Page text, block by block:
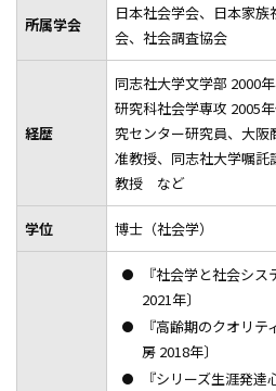
所属学会
日本社会学会、日本家
会、社会調査協会
経歴
同志社大学文学部 2000
研究科社会学専攻 2005
究センター研究員、大
准教授、同志社大学嘱託
教授 など
学位 博士（社会学）
『社会学と社会シ
2021年〕
『高齢期のクオリ
房 2018年〕
『シリーズ生涯発